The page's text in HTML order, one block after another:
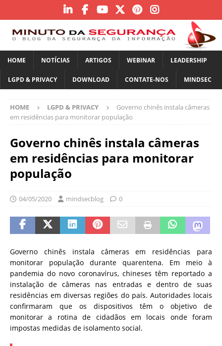
HOME NOTÍCIAS ARTIGOS WEBINAR LEADERSHIP
LGPD & PRIVACY DOWNLOAD CONTATE-NOS MINDSEC
HOME LGPD & PRIVACY
Governo chinês instala câmeras
em residências para monitorar população
Governo chinês instala câmeras
em residências para monitorar
população
04/05/2020 mindsecblog 0
Governo chinês instala câmeras em residências para
monitorar população durante quarentena. Em meio à
pandemia do novo coronavírus, chineses têm reportado a
instalação de câmeras nas entradas e dentro de suas
residências em diversas regiões do país. Autoridades locais
confirmaram que os dispositivos têm o objetivo de
monitorar a rotina de cidadãos em locais onde foram
impostas medidas de isolamento social.